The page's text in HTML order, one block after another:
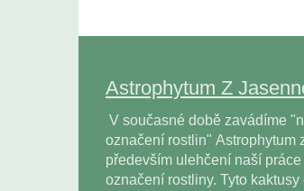
Astrophytum Z
V současné době zavádíme
označení rostlin" Astrophytum
především ulehčení naší
označení rostliny. Tyto